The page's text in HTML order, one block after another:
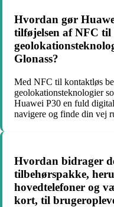
Hvordan gør
tilføjelsen af NFC
Glonass?
Med NFC til kontaktløs
geolokationsteknologier
Huawei P30 en fuld
navigere og finde din vej
Hvordan bidrager
tilbehørspakke,
hovedtelefoner og
kort, til